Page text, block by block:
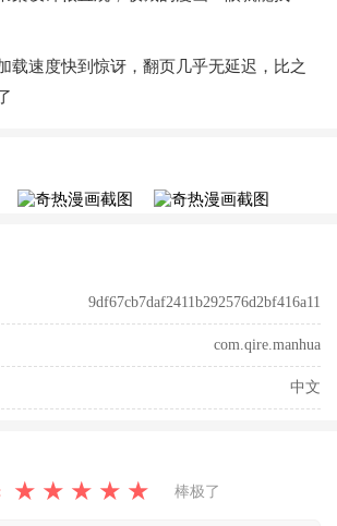
载速度快到惊讶，翻页几乎无延迟，比之
9df67cb7daf2411b292576d2bf416a11
com.qire.manhua
中文
★ ★ ★ ★ ★ 棒极了